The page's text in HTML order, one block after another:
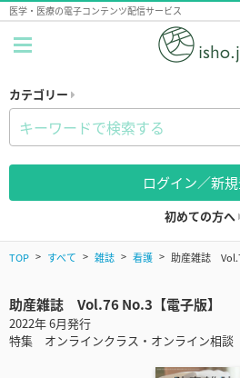
医学・医療の電子コンテンツ配信サービス
カテゴリー
ログイン／新
初めての方へ
TOP すべて 雑誌 看護 助産雑誌
助産雑誌 Vol.76 No.3【電子版】
2022年 6月発行
特集 オンラインクラス・オンライン相談